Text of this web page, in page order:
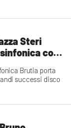
Steri
con
Brutia porta
successi disco